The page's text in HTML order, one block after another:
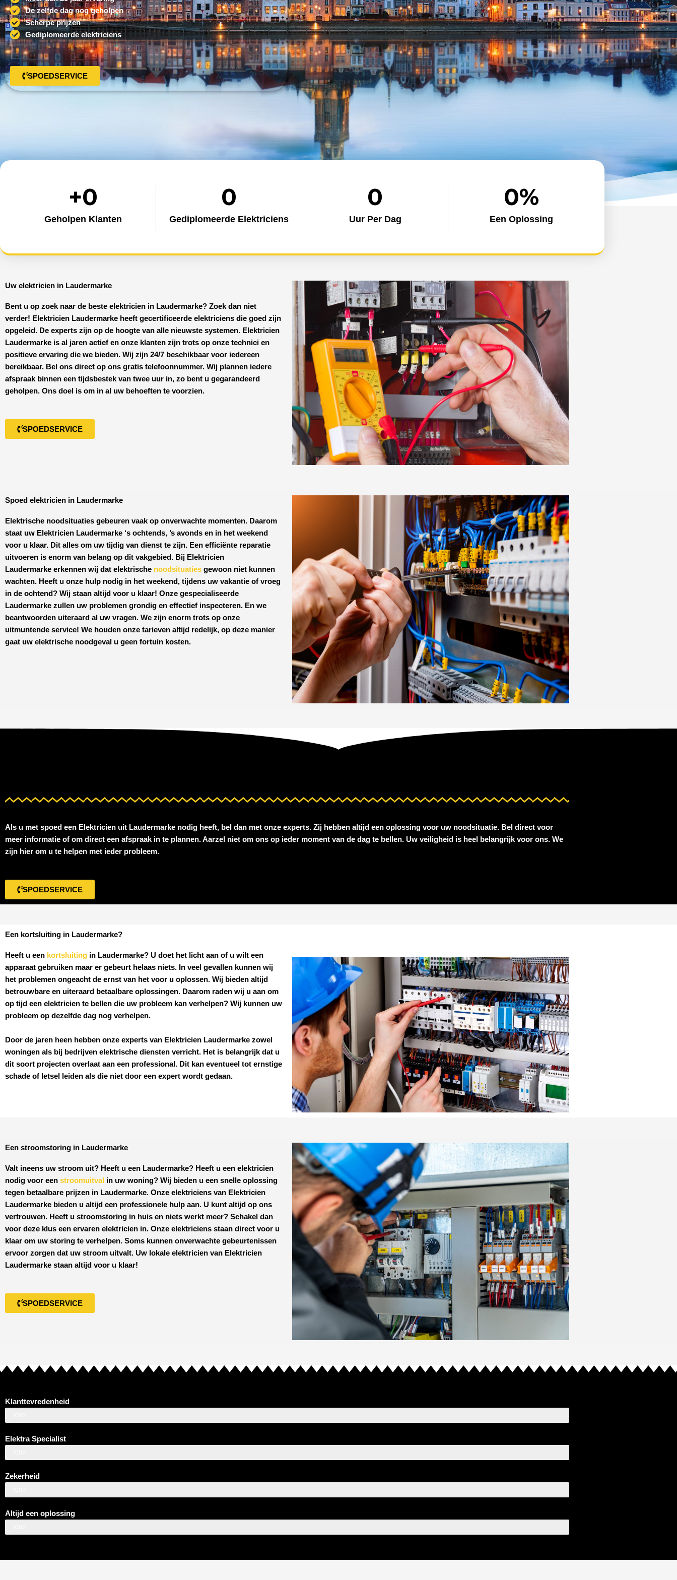
De zelfde dag nog geholpen
Scherpe prijzen
Gediplomeerde elektriciens
SPOEDSERVICE
Geholpen Klanten
+0
Gediplomeerde Elektriciens
0
Uur Per Dag
0
Een Oplossing
0%
Uw elektricien in Laudermarke
Bent u op zoek naar de beste elektricien in Laudermarke? Zoek dan niet
verder! Elektricien Laudermarke heeft gecertificeerde elektriciens die goed zijn
opgeleid. De experts zijn op de hoogte van alle nieuwste systemen. Elektricien
Laudermarke is al jaren actief en onze klanten zijn trots op onze technici en
positieve ervaring die we bieden. Wij zijn 24/7 beschikbaar voor iedereen
bereikbaar. Bel ons direct op ons gratis telefoonnummer. Wij plannen iedere
afspraak binnen een tijdsbestek van twee uur in, zo bent u gegarandeerd
geholpen. Ons doel is om in al uw behoeften te voorzien.
SPOEDSERVICE
Spoed elektricien in Laudermarke
Elektrische noodsituaties gebeuren vaak op onverwachte momenten. Daarom
staat uw Elektricien Laudermarke ‘s ochtends, ’s avonds en in het weekend
voor u klaar. Dit alles om uw tijdig van dienst te zijn. Een efficiënte reparatie
uitvoeren is enorm van belang op dit vakgebied. Bij Elektricien
Laudermarke erkennen wij dat elektrische noodsituaties gewoon niet kunnen
wachten. Heeft u onze hulp nodig in het weekend, tijdens uw vakantie of vroeg
in de ochtend? Wij staan altijd voor u klaar! Onze gespecialiseerde
Laudermarke zullen uw problemen grondig en effectief inspecteren. En we
beantwoorden uiteraard al uw vragen. We zijn enorm trots op onze
uitmuntende service! We houden onze tarieven altijd redelijk, op deze manier
gaat uw elektrische noodgeval u geen fortuin kosten.
Als u met spoed een Elektricien uit Laudermarke nodig heeft, bel dan met onze experts. Zij hebben altijd een oplossing voor uw noodsituatie. Bel direct voor
meer informatie of om direct een afspraak in te plannen. Aarzel niet om ons op ieder moment van de dag te bellen. Uw veiligheid is heel belangrijk voor ons. We
zijn hier om u te helpen met ieder probleem.
SPOEDSERVICE
Een kortsluiting in Laudermarke?
Heeft u een kortsluiting in Laudermarke? U doet het licht aan of u wilt een
apparaat gebruiken maar er gebeurt helaas niets. In veel gevallen kunnen wij
het problemen ongeacht de ernst van het voor u oplossen. Wij bieden altijd
betrouwbare en uiteraard betaalbare oplossingen. Daarom raden wij u aan om
op tijd een elektricien te bellen die uw probleem kan verhelpen? Wij kunnen uw
probleem op dezelfde dag nog verhelpen.
Door de jaren heen hebben onze experts van Elektricien Laudermarke zowel
woningen als bij bedrijven elektrische diensten verricht. Het is belangrijk dat u
dit soort projecten overlaat aan een professional. Dit kan eventueel tot ernstige
schade of letsel leiden als die niet door een expert wordt gedaan.
Een stroomstoring in Laudermarke
Valt ineens uw stroom uit? Heeft u een Laudermarke? Heeft u een elektricien
nodig voor een stroomuitval in uw woning? Wij bieden u een snelle oplossing
tegen betaalbare prijzen in Laudermarke. Onze elektriciens van Elektricien
Laudermarke bieden u altijd een professionele hulp aan. U kunt altijd op ons
vertrouwen. Heeft u stroomstoring in huis en niets werkt meer? Schakel dan
voor deze klus een ervaren elektricien in. Onze elektriciens staan direct voor u
klaar om uw storing te verhelpen. Soms kunnen onverwachte gebeurtenissen
ervoor zorgen dat uw stroom uitvalt. Uw lokale elektricien van Elektricien
Laudermarke staan altijd voor u klaar!
SPOEDSERVICE
Klanttevredenheid
Elektra Specialist
Zekerheid
Altijd een oplossing